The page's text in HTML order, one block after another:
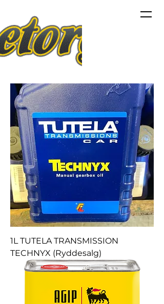
1L TUTELA TRANSMISSION
TECHNYX (Ryddesalg)